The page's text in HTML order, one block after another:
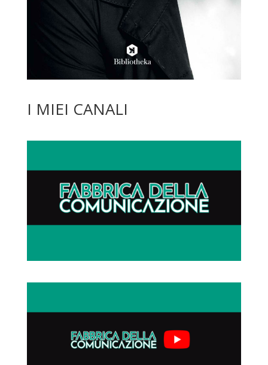
I MIEI CANALI